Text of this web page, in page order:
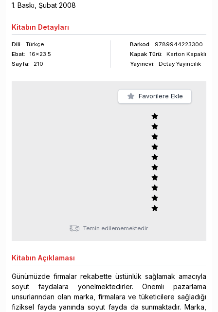
1. Baskı, Şubat 2008
Kitabın Detayları
Dili:
Türkçe
Ebat:
16x23.5
Sayfa: 210
Barkod:
9789944223300
Kapak Türü:
Karton Kapaklı
Yayınevi:
Detay Yayıncılık
Favorilere Ekle
Temin edilememektedir.
Kitabın Açıklaması
Günümüzde firmalar rekabette üstünlük sağlamak amacıyla
soyut faydalara yönelmektedirler. Önemli pazarlama
unsurlarından olan marka, firmalara ve tüketicilere sağladığı
fiziksel fayda yanında soyut fayda da sunmaktadır. Marka,